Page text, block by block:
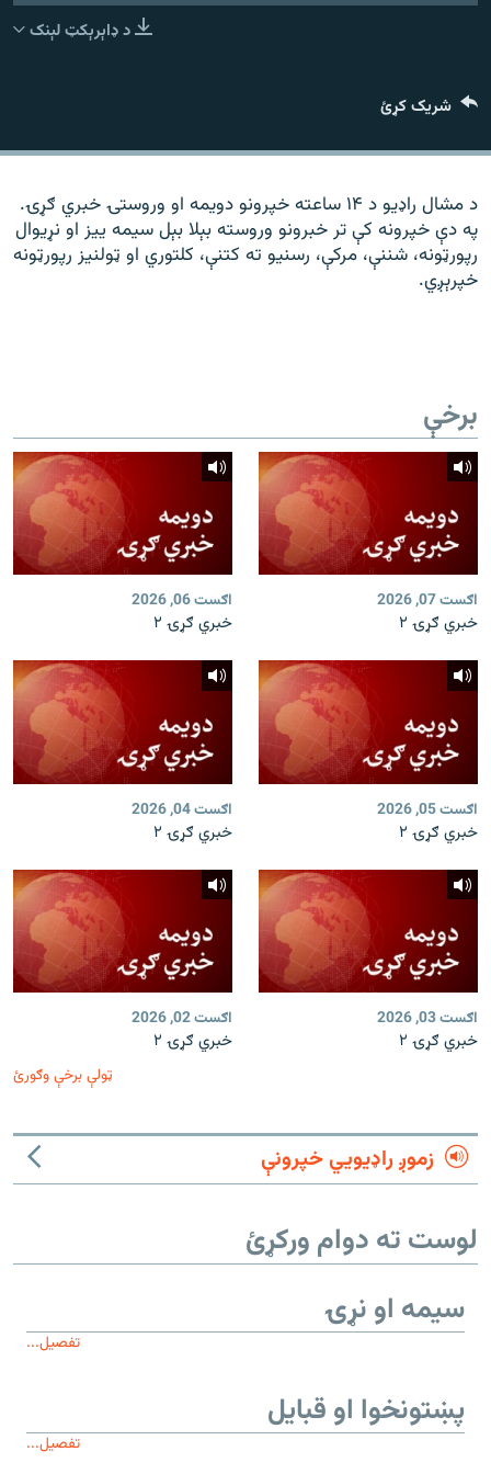
د ازادې اروپا راډیو ټولې ووبپاڼې
د ډاېرېکټ لېنک
شریک کړئ
د مشال راډیو د ۱۴ ساعته خپرونو دویمه او وروستۍ خبري ګړۍ.
په دې خپرونه کې تر خبرونو وروسته بېلا بېل سیمه ییز او نړیوال
رپورټونه، شننې، مرکې، رسنیو ته کتنې، کلتوري او ټولنیز رپورټونه
خپرېږي.
برخې
اګست 07, 2026
خبري ګړۍ ۲
اګست 06, 2026
خبري ګړۍ ۲
اګست 05, 2026
خبري ګړۍ ۲
اګست 04, 2026
خبري ګړۍ ۲
اګست 03, 2026
خبري ګړۍ ۲
اګست 02, 2026
خبري ګړۍ ۲
ټولې برخې وګورئ
زموږ راډیويي خپرونې
لوست ته دوام ورکړئ
سیمه او نړۍ
تفصیل...
پښتونخوا او قبایل
تفصیل...